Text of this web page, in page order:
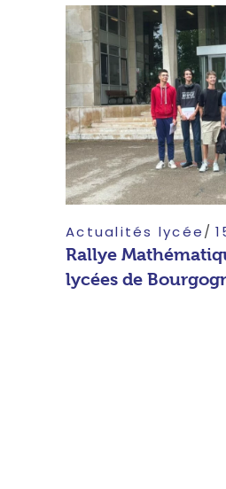
Actualités lycée
Rallye
lycées de